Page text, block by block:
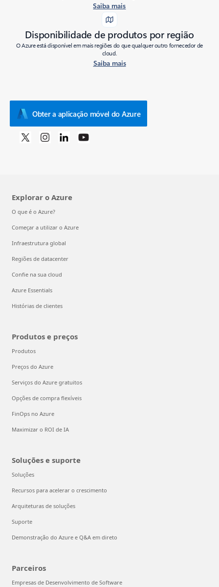
Saiba mais
Disponibilidade de produtos por região
O Azure está disponível em mais regiões do que qualquer outro fornecedor de
cloud.
Saiba mais
Obter a aplicação móvel do Azure
Explorar o Azure
O que é o Azure?
Começar a utilizar o Azure
Infraestrutura global
Regiões de datacenter
Confie na sua cloud
Azure Essentials
Histórias de clientes
Produtos e preços
Produtos
Preços do Azure
Serviços do Azure gratuitos
Opções de compra flexíveis
FinOps no Azure
Maximizar o ROI de IA
Soluções e suporte
Soluções
Recursos para acelerar o crescimento
Arquiteturas de soluções
Suporte
Demonstração do Azure e Q&A em direto
Parceiros
Empresas de Desenvolvimento de Software